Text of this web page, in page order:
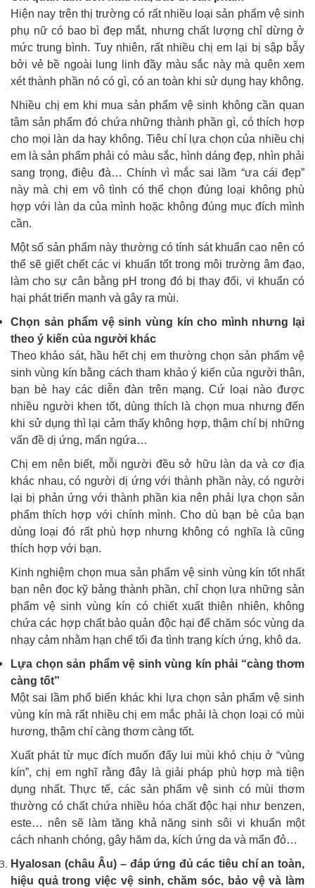
Hiện nay trên thị trường có rất nhiều loại sản phẩm vệ sinh
phụ nữ có bao bì đẹp mắt, nhưng chất lượng chỉ dừng ở
mức trung bình. Tuy nhiên, rất nhiều chị em lại bị sập bẫy
bởi vẻ bề ngoài lung linh đầy màu sắc này mà quên xem
xét thành phần nó có gì, có an toàn khi sử dụng hay không.
Nhiều chị em khi mua sản phẩm vệ sinh không cần quan
tâm sản phẩm đó chứa những thành phần gì, có thích hợp
cho mọi làn da hay không. Tiêu chí lựa chọn của nhiều chị
em là sản phẩm phải có màu sắc, hình dáng đẹp, nhìn phải
sang trọng, điệu đà… Chính vì mắc sai lầm “ưa cái đẹp”
này mà chị em vô tình có thể chọn đúng loại không phù
hợp với làn da của mình hoặc không đúng mục đích mình
cần.
Một số sản phẩm này thường có tính sát khuẩn cao nên có
thể sẽ giết chết các vi khuẩn tốt trong môi trường âm đạo,
làm cho sự cân bằng pH trong đó bị thay đổi, vi khuẩn có
hại phát triển mạnh và gây ra mùi.
Chọn sản phẩm vệ sinh vùng kín cho mình nhưng lại
theo ý kiến của người khác
Theo khảo sát, hầu hết chị em thường chọn sản phẩm vệ
sinh vùng kín bằng cách tham khảo ý kiến của người thân,
bạn bè hay các diễn đàn trên mạng. Cứ loại nào được
nhiều người khen tốt, dùng thích là chọn mua nhưng đến
khi sử dụng thì lại cảm thấy không hợp, thậm chí bị những
vấn đề dị ứng, mẩn ngứa…
Chị em nên biết, mỗi người đều sở hữu làn da và cơ địa
khác nhau, có người dị ứng với thành phần này, có người
lại bị phản ứng với thành phần kia nên phải lựa chọn sản
phẩm thích hợp với chính mình. Cho dù bạn bè của bạn
dùng loại đó rất phù hợp nhưng không có nghĩa là cũng
thích hợp với bạn.
Kinh nghiệm chọn mua sản phẩm vệ sinh vùng kín tốt nhất
bạn nên đọc kỹ bảng thành phần, chỉ chọn lựa những sản
phẩm vệ sinh vùng kín có chiết xuất thiên nhiên, không
chứa các hợp chất bảo quản độc hại để chăm sóc vùng da
nhạy cảm nhằm hạn chế tối đa tình trạng kích ứng, khô da.
Lựa chọn sản phẩm vệ sinh vùng kín phải “càng thơm
càng tốt”
Một sai lầm phổ biến khác khi lựa chọn sản phẩm vệ sinh
vùng kín mà rất nhiều chị em mắc phải là chọn loại có mùi
hương, thậm chí càng thơm càng tốt.
Xuất phát từ mục đích muốn đẩy lui mùi khó chịu ở “vùng
kín”, chị em nghĩ rằng đây là giải pháp phù hợp mà tiện
dụng nhất. Thực tế, các sản phẩm vệ sinh có mùi thơm
thường có chất chứa nhiều hóa chất độc hại như benzen,
este… nên sẽ làm tăng khả năng sinh sôi vi khuẩn một
cách nhanh chóng, gây hăm da, kích ứng da và mẩn đỏ…
Hyalosan (châu Âu) – đáp ứng đủ các tiêu chí an toàn,
hiệu quả trong việc vệ sinh, chăm sóc, bảo vệ và làm